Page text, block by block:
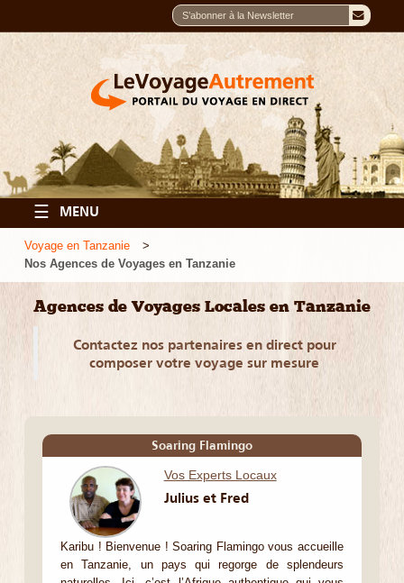
☰ MENU
Voyage en Tanzanie
Nos Agences de Voyages en Tanzanie
Agences de Voyages Locales en Tanzanie
Contactez nos partenaires en direct pour
composer votre voyage sur mesure
Soaring Flamingo
Vos Experts Locaux
Julius et Fred
Karibu ! Bienvenue ! Soaring Flamingo vous accueille
en Tanzanie, un pays qui regorge de splendeurs